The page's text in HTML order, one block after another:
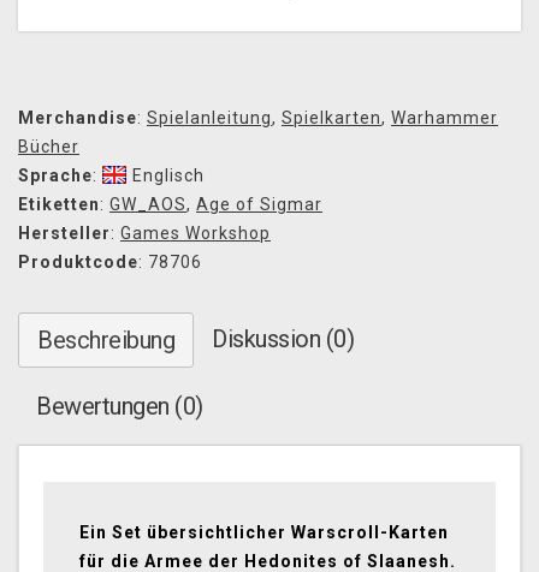
Merchandise: Spielanleitung, Spielkarten, Warhammer
Bücher
Sprache:
Englisch
Etiketten: GW_AOS, Age of Sigmar
Hersteller: Games Workshop
Produktcode: 78706
Beschreibung Diskussion (0)
Bewertungen (0)
Ein Set übersichtlicher Warscroll-Karten
für die Armee der Hedonites of Slaanesh.